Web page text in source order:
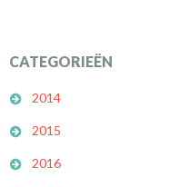
CATEGORIEËN
2014
2015
2016